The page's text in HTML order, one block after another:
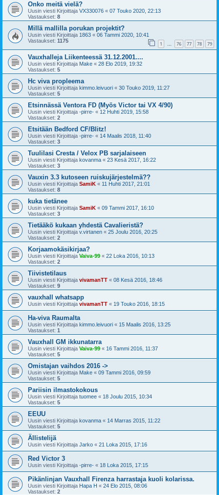
Onko meitä vielä?
Uusin viesti Kirjoittaja VX330076 « 07 Touko 2020, 22:13
Vastaukset: 8
Millä mallilla porukan projektit?
Uusin viesti Kirjoittaja 1863 « 06 Tammi 2020, 10:41
Vastaukset: 1175 1 … 76 77 78 79
Vauxhalleja Liikenteessä 31.12.2001....
Uusin viesti Kirjoittaja Make « 28 Elo 2019, 19:32
Vastaukset: 5
Hc viva propleema
Uusin viesti Kirjoittaja kimmo.leivuori « 30 Touko 2019, 11:27
Vastaukset: 5
Etsinnässä Ventora FD (Myös Victor tai VX 4/90)
Uusin viesti Kirjoittaja -pirre- « 12 Huhti 2019, 15:58
Vastaukset: 2
Etsitään Bedford CF/Blitz!
Uusin viesti Kirjoittaja -pirre- « 14 Maalis 2018, 11:40
Vastaukset: 3
Tuulilasi Cresta / Velox PB sarjalaiseen
Uusin viesti Kirjoittaja kovanma « 23 Kesä 2017, 16:22
Vastaukset: 3
Vauxin 3.3 kutoseen ruiskujärjestelmä??
Uusin viesti Kirjoittaja SamiK « 11 Huhti 2017, 21:01
Vastaukset: 8
kuka tietänee
Uusin viesti Kirjoittaja SamiK « 09 Tammi 2017, 16:10
Vastaukset: 3
Tietääkö kukaan yhdestä Cavalieristä?
Uusin viesti Kirjoittaja v.virtanen « 25 Joulu 2016, 20:25
Vastaukset: 2
Korjaamokäsikirjaa?
Uusin viesti Kirjoittaja Vaiva-99 « 22 Loka 2016, 10:13
Vastaukset: 2
Tiivistetilaus
Uusin viesti Kirjoittaja vivamanTT « 08 Kesä 2016, 18:46
Vastaukset: 9
vauxhall whatsapp
Uusin viesti Kirjoittaja vivamanTT « 19 Touko 2016, 18:15
Ha-viva Raumalta
Uusin viesti Kirjoittaja kimmo.leivuori « 15 Maalis 2016, 13:25
Vastaukset: 1
Vauxhall GM ikkunatarra
Uusin viesti Kirjoittaja Vaiva-99 « 16 Tammi 2016, 11:37
Vastaukset: 5
Omistajan vaihdos 2016 ->
Uusin viesti Kirjoittaja Make « 09 Tammi 2016, 09:59
Vastaukset: 5
Pariisin ilmastokokous
Uusin viesti Kirjoittaja tuomee « 18 Joulu 2015, 10:34
Vastaukset: 5
EEUU
Uusin viesti Kirjoittaja kovanma « 14 Marras 2015, 11:22
Vastaukset: 5
Ällistelijä
Uusin viesti Kirjoittaja Jarko « 21 Loka 2015, 17:16
Red Victor 3
Uusin viesti Kirjoittaja -pirre- « 18 Loka 2015, 17:15
Pikänlinjan Vauxhall Firenza harrastaja kuoli kolarissa.
Uusin viesti Kirjoittaja Hapa H « 24 Elo 2015, 08:06
Vastaukset: 2